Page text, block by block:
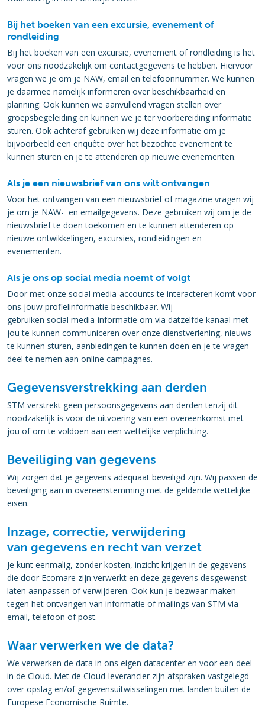
Bij het boeken van een excursie, evenement of
rondleiding
Bij het boeken van een excursie, evenement of rondleiding is het
voor ons noodzakelijk om contactgegevens te hebben. Hiervoor
vragen we je om je NAW, email en telefoonnummer. We kunnen
je daarmee namelijk informeren over beschikbaarheid en
planning. Ook kunnen we aanvullend vragen stellen over
groepsbegeleiding en kunnen we je ter voorbereiding informatie
sturen. Ook achteraf gebruiken wij deze informatie om je
bijvoorbeeld een enquête over het bezochte evenement te
kunnen sturen en je te attenderen op nieuwe evenementen.
Als je een nieuwsbrief van ons wilt ontvangen
Voor het ontvangen van een nieuwsbrief of magazine vragen wij
je om je NAW- en emailgegevens. Deze gebruiken wij om je de
nieuwsbrief te doen toekomen en te kunnen attenderen op
nieuwe ontwikkelingen, excursies, rondleidingen en
evenementen.
Als je ons op social media noemt of volgt
Door met onze social media-accounts te interacteren komt voor
ons jouw profielinformatie beschikbaar. Wij
gebruiken social media-informatie om via datzelfde kanaal met
jou te kunnen communiceren over onze dienstverlening, nieuws
te kunnen sturen, aanbiedingen te kunnen doen en je te vragen
deel te nemen aan online campagnes.
Gegevensverstrekking aan derden
STM verstrekt geen persoonsgegevens aan derden tenzij dit
noodzakelijk is voor de uitvoering van een overeenkomst met
jou of om te voldoen aan een wettelijke verplichting.
Beveiliging van gegevens
Wij zorgen dat je gegevens adequaat beveiligd zijn. Wij passen de
beveiliging aan in overeenstemming met de geldende wettelijke
eisen.
Inzage, correctie, verwijdering
van gegevens en recht van verzet
Je kunt eenmalig, zonder kosten, inzicht krijgen in de gegevens
die door Ecomare zijn verwerkt en deze gegevens desgewenst
laten aanpassen of verwijderen. Ook kun je bezwaar maken
tegen het ontvangen van informatie of mailings van STM via
email, telefoon of post.
Waar verwerken we de data?
We verwerken de data in ons eigen datacenter en voor een deel
in de Cloud. Met de Cloud-leverancier zijn afspraken vastgelegd
over opslag en/of gegevensuitwisselingen met landen buiten de
Europese Economische Ruimte.